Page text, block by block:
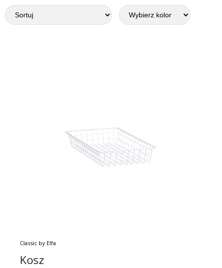
Classic by Elfa
Kosz